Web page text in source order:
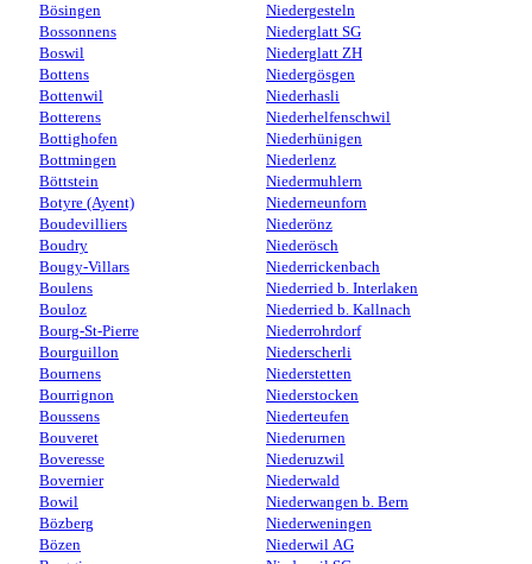
Bösingen
Bossonnens
Boswil
Bottens
Bottenwil
Botterens
Bottighofen
Bottmingen
Böttstein
Botyre (Ayent)
Boudevilliers
Boudry
Bougy-Villars
Boulens
Bouloz
Bourg-St-Pierre
Bourguillon
Bournens
Bourrignon
Boussens
Bouveret
Boveresse
Bovernier
Bowil
Bözberg
Bözen
Niedergesteln
Niederglatt SG
Niederglatt ZH
Niedergösgen
Niederhasli
Niederhelfenschwil
Niederhünigen
Niederlenz
Niedermuhlern
Niederneunforn
Niederönz
Niederösch
Niederrickenbach
Niederried b. Interlaken
Niederried b. Kallnach
Niederrohrdorf
Niederscherli
Niederstetten
Niederstocken
Niederteufen
Niederurnen
Niederuzwil
Niederwald
Niederwangen b. Bern
Niederweningen
Niederwil AG